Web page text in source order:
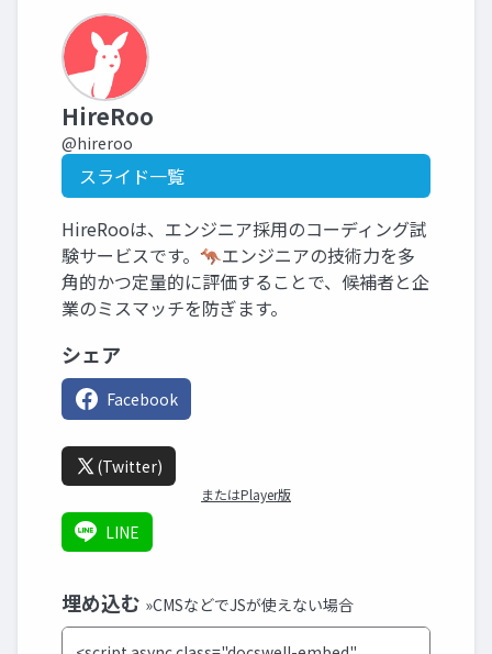
HireRoo
@hireroo
スライド一覧
HireRooは、エンジニア採用のコーディング試
験サービスです。🦘エンジニアの技術力を多
角的かつ定量的に評価することで、候補者と企
業のミスマッチを防ぎます。
シェア
Facebook
(Twitter)
またはPlayer版
LINE
埋め込む »CMSなどでJSが使えない場合